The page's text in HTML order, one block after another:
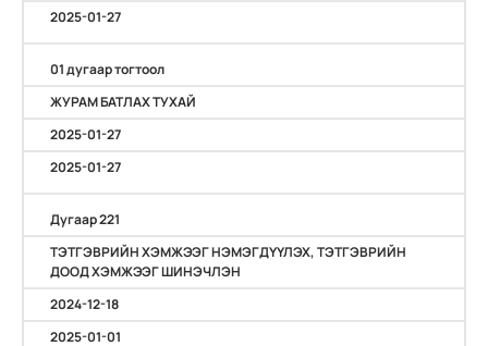
2025-01-27
01 дугаар тогтоол
ЖУРАМ БАТЛАХ ТУХАЙ
2025-01-27
2025-01-27
Дугаар 221
ТЭТГЭВРИЙН ХЭМЖЭЭГ НЭМЭГДҮҮЛЭХ, ТЭТГЭВРИЙН
ДООД ХЭМЖЭЭГ ШИНЭЧЛЭН
2024-12-18
2025-01-01